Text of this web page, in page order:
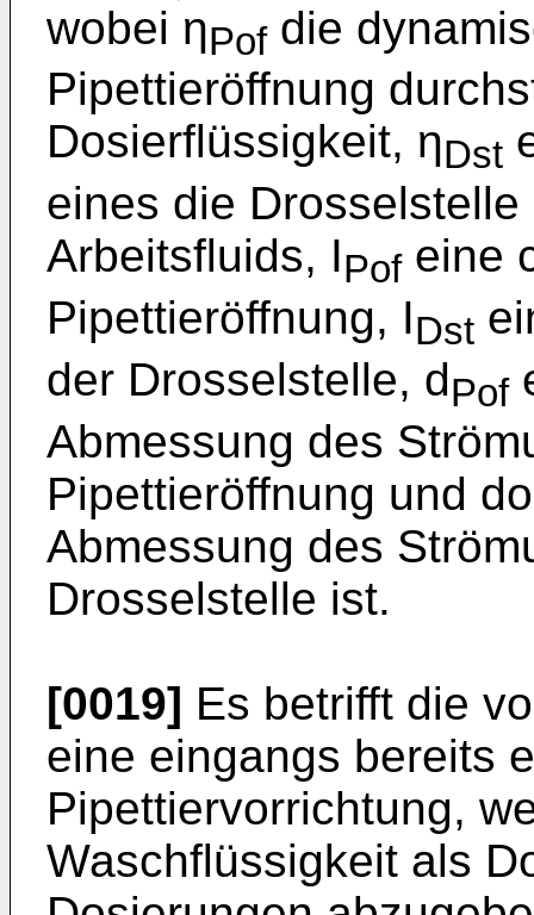
wobei ηPofdie
Pipettieröffnung
Dosierflüssigkeit, ηDst
eines die
Arbeitsfluids, IPofeine
Pipettieröffnung, IDst
der Drosselstelle, dPof
Abmessung des
Pipettieröffnung und
Abmessung des
Drosselstelle ist.
[0019] Es betrifft die
eine eingangs bereits
Pipettiervorrichtung,
Waschflüssigkeit als